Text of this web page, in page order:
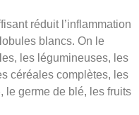
réduit l’inflammation
blancs. On le
les légumineuses, les
céréales complètes, les
le germe de blé, les fruits